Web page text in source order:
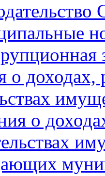
о доходах,
о